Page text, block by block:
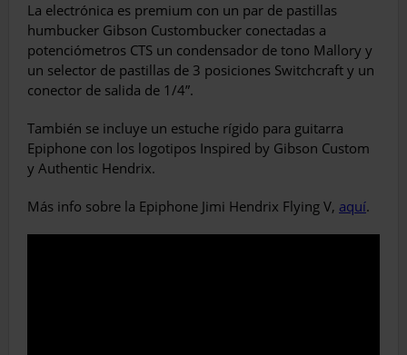
La electrónica es premium con un par de pastillas
humbucker Gibson Custombucker conectadas a
potenciómetros CTS un condensador de tono Mallory y
un selector de pastillas de 3 posiciones Switchcraft y un
conector de salida de 1/4”.
También se incluye un estuche rígido para guitarra
Epiphone con los logotipos Inspired by Gibson Custom
y Authentic Hendrix.
Más info sobre la Epiphone Jimi Hendrix Flying V, aquí.